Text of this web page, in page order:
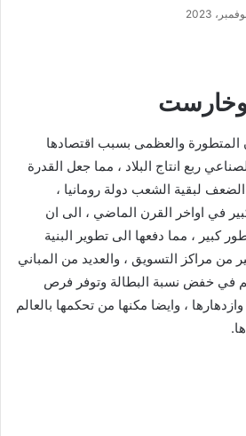
والعظمى بسبب اقتصادها
ربع انتاج البلاد ، مما جعل القدرة
لبقية الشعب دولة رومانيا ،
في اواخر القرن الماضي ، الى ان
، مما دفعها الى تطوير البنية
من مراكز التسويق ، والعديد من المباني
في خفض نسبة البطالة وتوفر فرص
، وايضا مكنها من تحكمها بالعالم